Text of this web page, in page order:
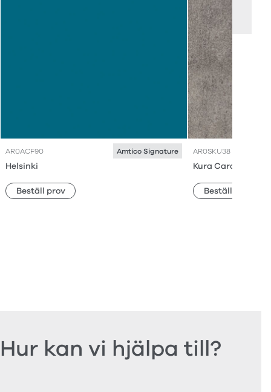
AR0ACF90 Amtico Signature
Helsinki
Beställ prov
AR0SKU38
Kura Caraway
Beställ prov
Hur kan vi hjälpa till?